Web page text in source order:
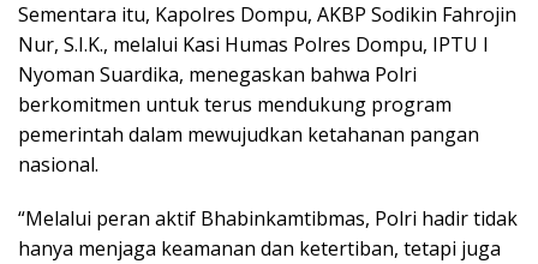
Sementara itu, Kapolres Dompu, AKBP Sodikin Fahrojin
Nur, S.I.K., melalui Kasi Humas Polres Dompu, IPTU I
Nyoman Suardika, menegaskan bahwa Polri
berkomitmen untuk terus mendukung program
pemerintah dalam mewujudkan ketahanan pangan
nasional.
“Melalui peran aktif Bhabinkamtibmas, Polri hadir tidak
hanya menjaga keamanan dan ketertiban, tetapi juga